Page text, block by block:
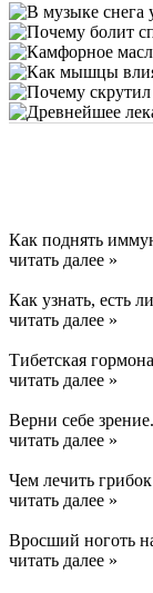
Как поднять
читать далее »
Как узнать, есть
читать далее »
Тибетская
читать далее »
Верни себе
читать далее »
Чем лечить
читать далее »
Вросший ноготь
читать далее »